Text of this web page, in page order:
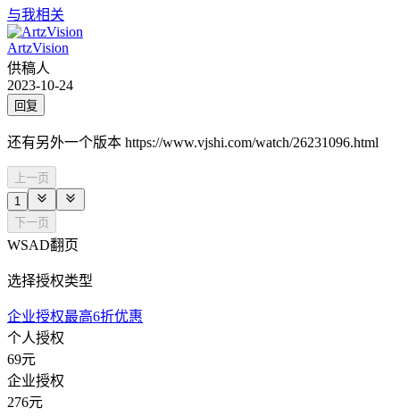
与我相关
ArtzVision
供稿人
2023-10-24
回复
还有另外一个版本 https://www.vjshi.com/watch/26231096.html
上一页
1
下一页
WSAD翻页
选择授权类型
企业授权最高6折优惠
个人授权
69元
企业授权
276元